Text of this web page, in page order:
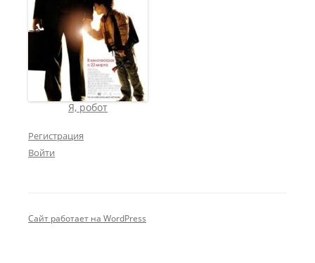
Я, робот
Регистрация
Войти
Сайт работает на WordPress